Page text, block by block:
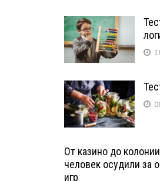
От казино до
человек осудили за
игр